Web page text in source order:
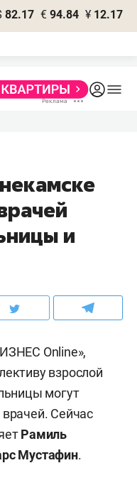
82.17 € 94.84 ¥ 12.17
и
Online»,
взрослой
могут
Сейчас
Рамиль
Мустафин.